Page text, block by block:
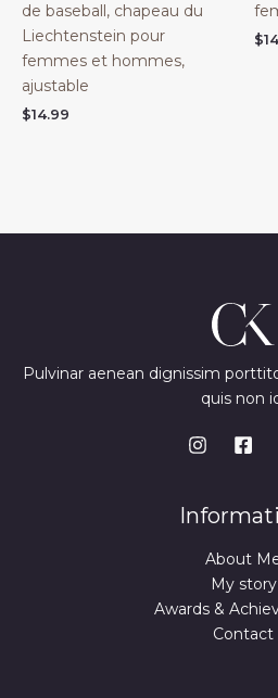
de baseball, chapeau du
Liechtenstein pour
femmes et hommes,
ajustable
$14.99
$
Pulvinar aenean dignissim
quis non
About
My story
Awards &
Contact